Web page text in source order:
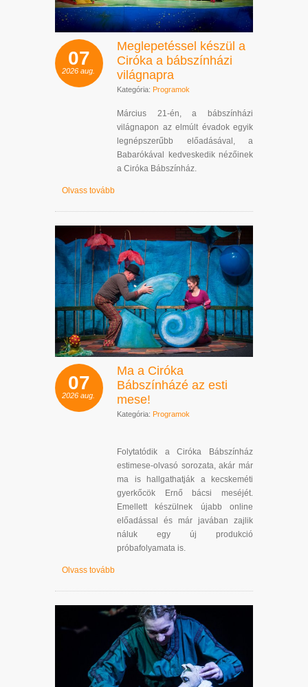
07
2026 aug.
Meglepetéssel készül a
Ciróka a bábszínházi
világnapra
Kategória: Programok
Március 21-én, a bábszínházi
világnapon az elmúlt évadok egyik
legnépszerűbb előadásával, a
Babarókával kedveskedik nézőinek
a Ciróka Bábszínház.
Olvass tovább
07
2026 aug.
Ma a Ciróka
Bábszínházé az esti
mese!
Kategória: Programok
Folytatódik a Ciróka Bábszínház
estimese-olvasó sorozata, akár már
ma is hallgathatják a kecskeméti
gyerkőcök Ernő bácsi meséjét.
Emellett készülnek újabb online
előadással és már javában zajlik
náluk egy új produkció
próbafolyamata is.
Olvass tovább